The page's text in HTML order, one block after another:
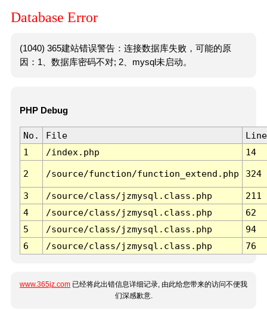
Database Error
(1040) 365建站错误警告：连接数据库失败，可能的原
因：1、数据库密码不对; 2、mysql未启动。
PHP Debug
No. File
Line
1
/index.php 14
2 /source/function/function_extend.php 324
3 /source/class/jzmysql.class.php
211
4
/source/class/jzmysql.class.php
62
5
/source/class/jzmysql.class.php
94
6
/source/class/jzmysql.class.php 76
www.365jz.com 已经将此出错信息详细记录, 由此给您带来的访问不便我
们深感歉意.